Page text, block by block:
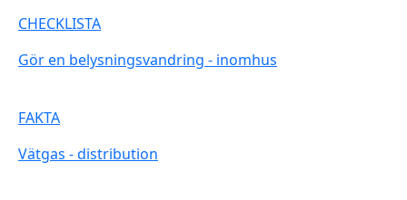
CHECKLISTA
Gör en belysningsvandring - inomhus
FAKTA
Vätgas - distribution